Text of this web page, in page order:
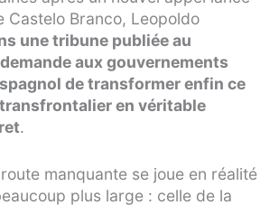
Castelo Branco, Leopoldo
une tribune publiée au
aux gouvernements
de transformer enfin ce
en véritable
.
manquante se joue en réalité
plus large : celle de la